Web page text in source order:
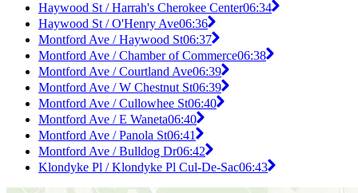
Haywood St / Harrah's Cherokee Center06:34
Haywood St / O'Henry Ave06:36
Montford Ave / Haywood St06:37
Montford Ave / Chamber of Commerce06:38
Montford Ave / Courtland Ave06:39
Montford Ave / W Chestnut St06:39
Montford Ave / Cullowhee St06:40
Montford Ave / E Waneta06:40
Montford Ave / Panola St06:41
Montford Ave / Bulldog Dr06:42
Klondyke Pl / Klondyke Pl Cul-De-Sac06:43